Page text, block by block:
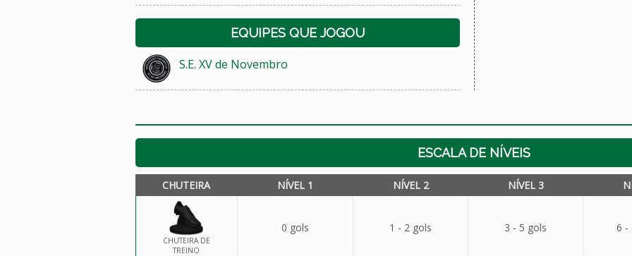
EQUIPES QUE JOGOU
S.E. XV de Novembro
ESCALA DE NÍVEIS
CHUTEIRA NÍVEL 1 NÍVEL 2 NÍVEL 3
CHUTEIRA DE
TREINO
0 gols 1 - 2 gols 3 - 5 gols 6 -